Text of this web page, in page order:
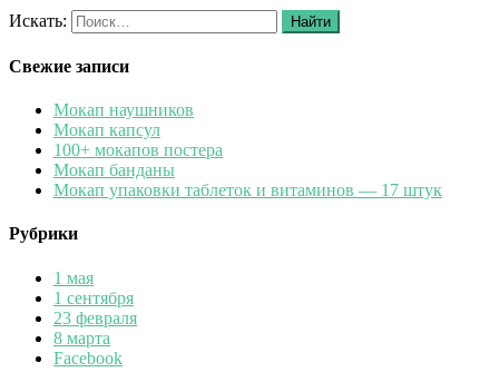
Искать: Найти
Свежие записи
Мокап наушников
Мокап капсул
100+ мокапов постера
Мокап банданы
Мокап упаковки таблеток и витаминов — 17 штук
Рубрики
1 мая
1 сентября
23 февраля
8 марта
Facebook